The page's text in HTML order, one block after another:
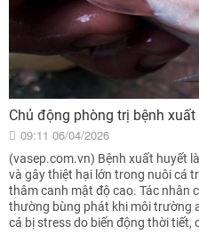
Chủ động phòng trị bệnh
09:11 06/04/2026
(vasep.com.vn) Bệnh xuất huyết
và gây thiệt hại lớn trong nuôi cá
thâm canh mật độ cao. Tác nhân
thường bùng phát khi môi trường
cá bị stress do biến động thời tiết,